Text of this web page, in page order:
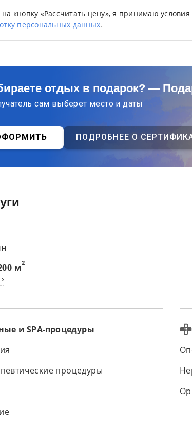
кнопку «Рассчитать цену», я принимаю условия
персональных данных.
отдых в подарок? —
сам выберет место и даты
ПОДРОБНЕЕ О
м2
и SPA-процедуры
процедуры